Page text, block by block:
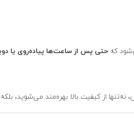
که حتی پس از ساعت‌ها پیاده‌روی یا
نه‌تنها از کیفیت بالا بهره‌مند می‌شوید،